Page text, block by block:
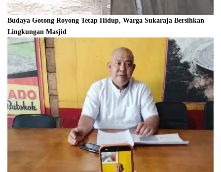
Budaya Gotong Royong Tetap Hidup, Warga Sukaraja Bersihkan
Lingkungan Masjid